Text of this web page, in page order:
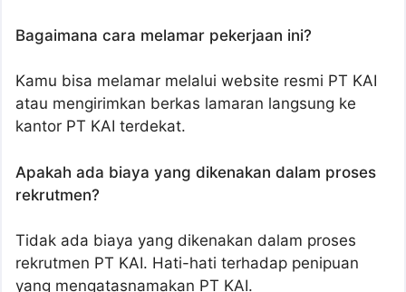
Bagaimana cara melamar pekerjaan ini?
Kamu bisa melamar melalui website resmi PT KAI
atau mengirimkan berkas lamaran langsung ke
kantor PT KAI terdekat.
Apakah ada biaya yang dikenakan dalam proses
rekrutmen?
Tidak ada biaya yang dikenakan dalam proses
rekrutmen PT KAI. Hati-hati terhadap penipuan
yang mengatasnamakan PT KAI.